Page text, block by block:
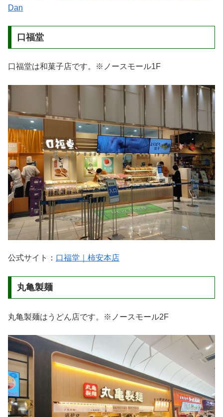
Dan
口福堂
口福堂は和菓子店です。※ノースモール1F
公式サイト： 口福堂｜柿安本店
丸亀製麺
丸亀製麺はうどん店です。※ノースモール2F